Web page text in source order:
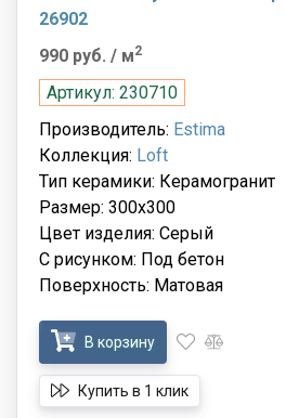
26902
990 руб. / м2
Артикул: 230710
Производитель: Estima
Коллекция: Loft
Тип керамики: Керамогранит
Размер: 300x300
Цвет изделия: Серый
С рисунком: Под бетон
Поверхность: Матовая
В корзину
Купить в 1 клик